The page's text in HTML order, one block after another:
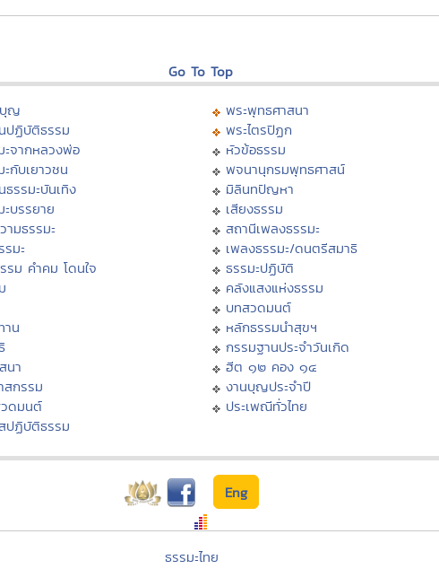
Go To Top
ญ
ปฏิบัติธรรม
ะจากหลวงพ่อ
ะกับเยาวชน
ธรรมะบันเทิง
ะบรรยาย
ามธรรมะ
รมะ
รม คำคม โดนใจ
น
นา
สกรรม
ดมนต์
ปฏิบัติธรรม
พระพุทธศาสนา
พระไตรปิฏก
หัวข้อธรรม
พจนานุกรมพุทธศาสน์
มิลินทปัญหา
เสียงธรรม
สถานีเพลงธรรมะ
เพลงธรรมะ/ดนตรีสมาธิ
ธรรมะปฏิบัติ
คลังแสงแห่งธรรม
บทสวดมนต์
หลักธรรมนำสุขฯ
กรรมฐานประจำวันเกิด
ฮีต ๑๒ คอง ๑๔
งานบุญประจำปี
ประเพณีทั่วไทย
Eng
ธรรมะไทย